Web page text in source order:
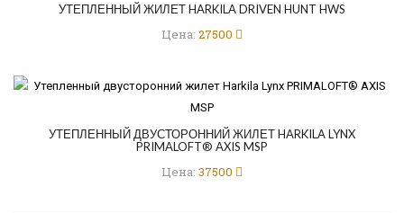
УТЕПЛЕННЫЙ ЖИЛЕТ HARKILA DRIVEN HUNT HWS
Цена: 27500
УТЕПЛЕННЫЙ ДВУСТОРОННИЙ ЖИЛЕТ HARKILA LYNX
PRIMALOFT® AXIS MSP
Цена: 37500